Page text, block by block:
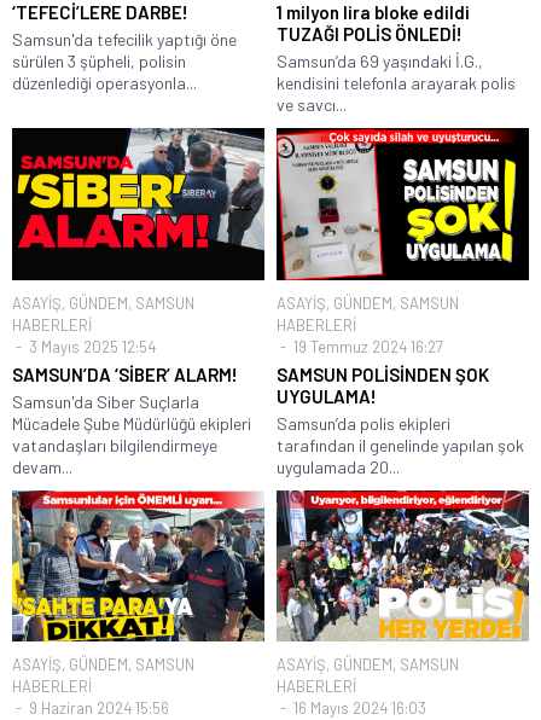
‘TEFECİ’LERE DARBE!
Samsun'da tefecilik yaptığı öne
sürülen 3 şüpheli, polisin
düzenlediği operasyonla...
1 milyon lira bloke edildi
TUZAĞI POLİS ÖNLEDİ!
Samsun’da 69 yaşındaki İ.G.,
kendisini telefonla arayarak polis
ve savcı...
ASAYİŞ, GÜNDEM, SAMSUN
HABERLERİ
3 Mayıs 2025 12:54
SAMSUN’DA ‘SİBER’ ALARM!
Samsun'da Siber Suçlarla
Mücadele Şube Müdürlüğü ekipleri
vatandaşları bilgilendirmeye
devam...
ASAYİŞ, GÜNDEM, SAMSUN
HABERLERİ
19 Temmuz 2024 16:27
SAMSUN POLİSİNDEN ŞOK
UYGULAMA!
Samsun’da polis ekipleri
tarafından il genelinde yapılan şok
uygulamada 20...
ASAYİŞ, GÜNDEM, SAMSUN
HABERLERİ
9 Haziran 2024 15:56
ASAYİŞ, GÜNDEM, SAMSUN
HABERLERİ
16 Mayıs 2024 16:03